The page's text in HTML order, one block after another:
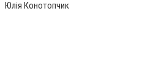
Юлія Конотопчик